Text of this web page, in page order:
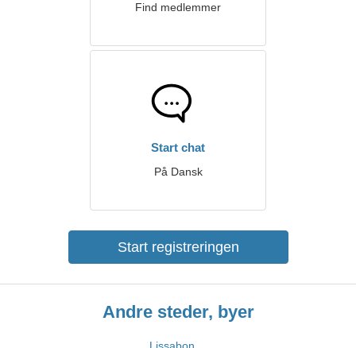
Find medlemmer
Start chat
På Dansk
Start registreringen
Andre steder, byer